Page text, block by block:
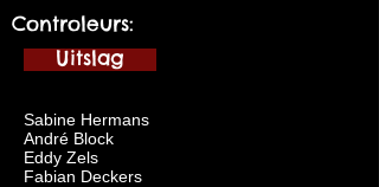
Controleurs:
Uitslag
Sabine Hermans
André Block
Eddy Zels
Fabian Deckers